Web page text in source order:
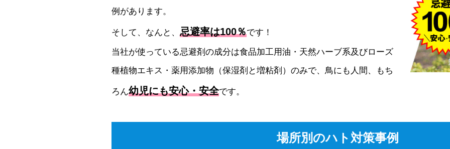
例があります。
そして、なんと、 忌避率は100％です！
当社が使っている忌避剤の成分は食品加工用油・天然ハーブ系及びローズ
種植物エキス・薬用添加物（保湿剤と増粘剤）のみで、鳥にも人間、もち
ろん幼児にも安心・安全です。
場所別のハト対策事例